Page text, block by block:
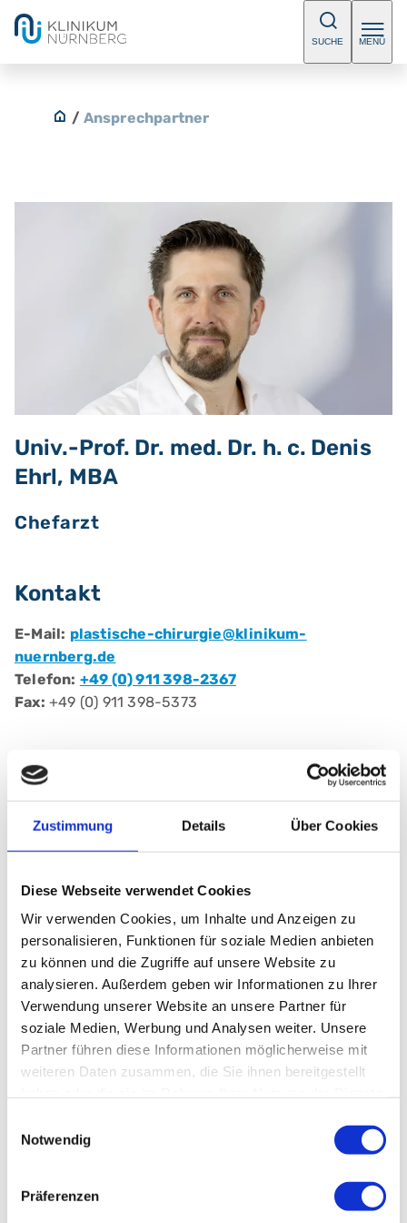
Zustimmung Details Über Cookies
Diese Webseite verwendet Cookies
Wir verwenden Cookies, um Inhalte und Anzeigen zu
personalisieren, Funktionen für soziale Medien anbieten
zu können und die Zugriffe auf unsere Website zu
analysieren. Außerdem geben wir Informationen zu Ihrer
Verwendung unserer Website an unsere Partner für
soziale Medien, Werbung und Analysen weiter. Unsere
Partner führen diese Informationen möglicherweise mit
weiteren Daten zusammen, die Sie ihnen bereitgestellt
Notwendig
Präferenzen
SUCHE MENÜ
/ Ansprechpartner
Univ.-Prof. Dr. med. Dr. h. c. Denis
Ehrl, MBA
Chefarzt
Kontakt
E-Mail: plastische-chirurgie@klinikum-
nuernberg.de
Telefon: +49 (0) 911 398-2367
Fax: +49 (0) 911 398-5373
Berufliche Qualifikationen
und Rekonstruktive Chirurgie
Klinik für Plastische, Wiederherstellende und
Handchirurgie, Schwerpunkt für
Schwerbrandverletzte
Klinikum Nürnberg, Campus Süd
Breslauer Str. 201
90471 Nürnberg
nuernberg.de